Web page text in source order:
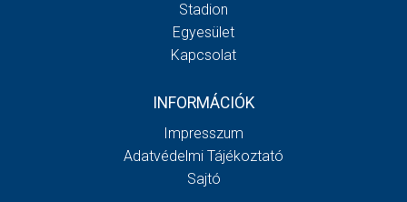
Stadion
Egyesület
Kapcsolat
INFORMÁCIÓK
Impresszum
Adatvédelmi Tájékoztató
Sajtó